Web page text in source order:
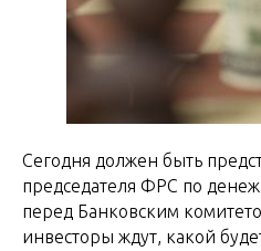
Сегодня должен быть
председателя ФРС по
перед Банковским
инвесторы ждут, какой